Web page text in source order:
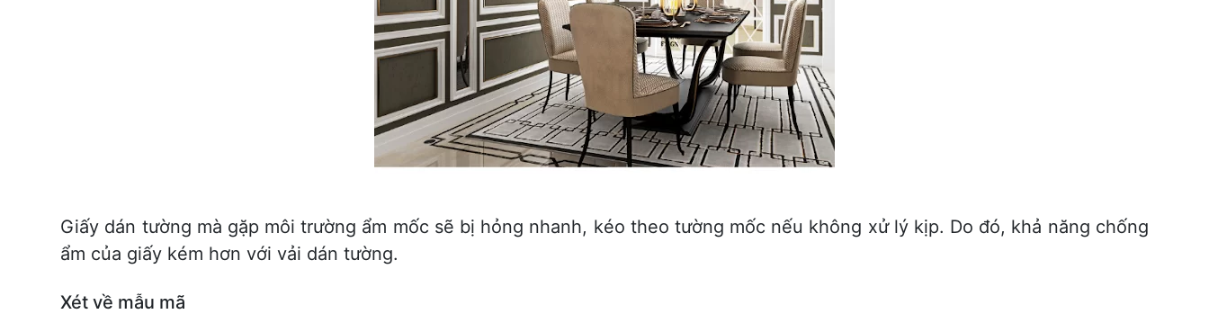
Giấy dán tường mà gặp môi trường ẩm mốc sẽ bị hỏng nhanh, kéo theo tường mốc nếu không xử lý kịp. Do đó, khả năng chống
ẩm của giấy kém hơn với vải dán tường.
Xét về mẫu mã